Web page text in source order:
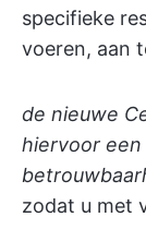
specifieke
voeren, aan
de nieuwe
hiervoor
zodat u met